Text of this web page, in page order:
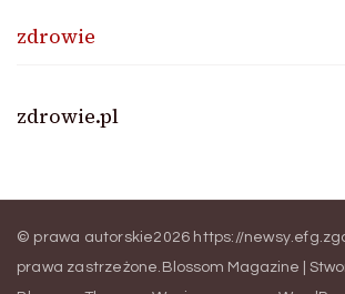
zdrowie
zdrowie.pl
© prawa autorskie2026 https://
prawa zastrzeżone. Blossom Magazine |